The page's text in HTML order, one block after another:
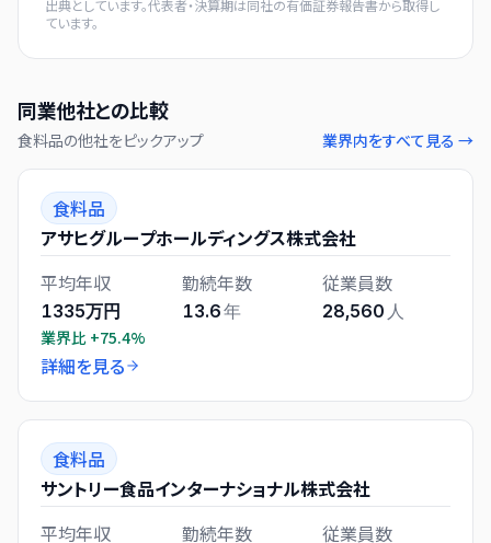
出典としています。代表者・決算期は同社の有価証券報告書から取得し
ています。
同業他社との比較
食料品の他社をピックアップ 業界内をすべて見る →
食料品
アサヒグループホールディングス株式会社
平均年収
1335万円
業界比 +75.4%
勤続年数
13.6年
従業員数
28,560 人
詳細を見る
食料品
サントリー食品インターナショナル株式会社
平均年収
勤続年数 従業員数